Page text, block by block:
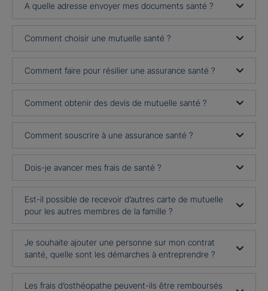
A quelle adresse envoyer mes documents santé ?
Comment choisir une mutuelle santé ?
Comment faire pour résilier une assurance santé ?
Comment obtenir des devis de mutuelle santé ?
Comment souscrire à une assurance santé ?
Dois-je avancer mes frais de santé ?
Est-il possible de recevoir d’autres carte de mutuelle
pour les autres membres de la famille ?
Je souhaite ajouter une personne sur mon contrat
santé, quelle sont les démarches à entreprendre ?
Les frais d’osthéopathe peuvent-ils être remboursés